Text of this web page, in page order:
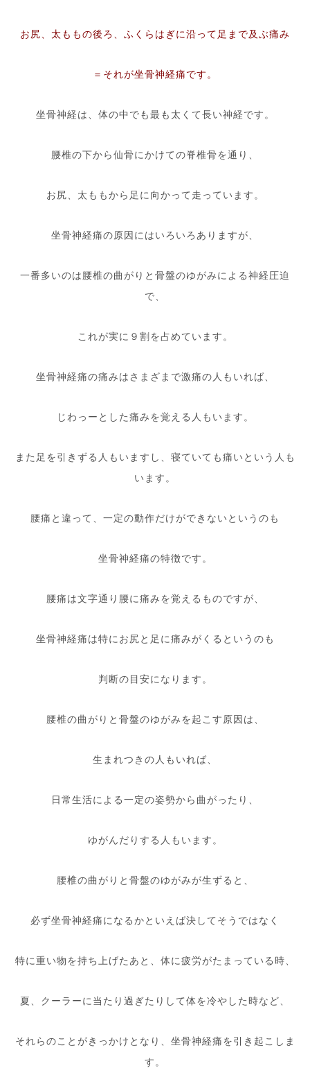
お尻、太ももの後ろ、ふくらはぎに沿って足まで及ぶ痛み
＝それが坐骨神経痛です。
坐骨神経は、体の中でも最も太くて長い神経です。
腰椎の下から仙骨にかけての脊椎骨を通り、
お尻、太ももから足に向かって走っています。
坐骨神経痛の原因にはいろいろありますが、
一番多いのは腰椎の曲がりと骨盤のゆがみによる神経圧迫
で、
これが実に９割を占めています。
坐骨神経痛の痛みはさまざまで激痛の人もいれば、
じわっーとした痛みを覚える人もいます。
また足を引きずる人もいますし、寝ていても痛いという人も
います。
腰痛と違って、一定の動作だけができないというのも
坐骨神経痛の特徴です。
腰痛は文字通り腰に痛みを覚えるものですが、
坐骨神経痛は特にお尻と足に痛みがくるというのも
判断の目安になります。
腰椎の曲がりと骨盤のゆがみを起こす原因は、
生まれつきの人もいれば、
日常生活による一定の姿勢から曲がったり、
ゆがんだりする人もいます。
腰椎の曲がりと骨盤のゆがみが生ずると、
必ず坐骨神経痛になるかといえば決してそうではなく
特に重い物を持ち上げたあと、体に疲労がたまっている時、
夏、クーラーに当たり過ぎたりして体を冷やした時など、
それらのことがきっかけとなり、坐骨神経痛を引き起こしま
す。